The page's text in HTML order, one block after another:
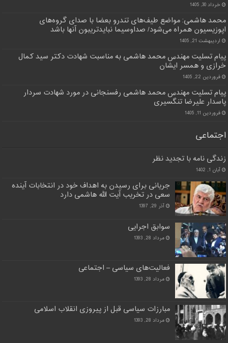
خرداد 30, 1405
محمد هاشمی: مواضع طیف‌های تندرو بعضا با صدای گروه‌های
اپوزیسیون همراه می‌شود/ صداوسیما نبایدتریبون آنها باشد
اردیبهشت 21, 1405
پیام تسلیت مهندس محمد هاشمی به مناسبت شهادت دکتر سید کمال
خرازی و همسر ایشان
فروردین 22, 1405
پیام تسلیت مهندس محمد هاشمی رفسنجانی در مورد شهادت سردار
پاسدار علیرضا تنگسیری
فروردین 11, 1405
اجتماعی
زندگی نامه با تجدید نظر
آبان 1, 1402
جریانی برای رسیدن به اهداف خود در انتخابات آینده
سعی در تخریب آیت الله هاشمی دارد
آذر 29, 1397
سوابق اجرایی
مرداد 28, 1393
فعالیت‌های سیاسی – اجتماعی
مرداد 28, 1393
مبارزات سیاسی قبل از پیروزی انقلاب اسلامی
مرداد 28, 1393